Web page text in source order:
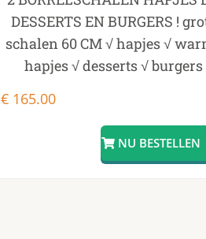
DESSERTS EN BURGERS !
schalen 60 CM √ hapjes √
hapjes √ desserts √ burgers
€ 165.00